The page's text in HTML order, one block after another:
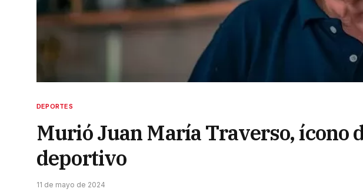
DEPORTES
Murió Juan María Traverso, ícono
deportivo
11 de mayo de 2024